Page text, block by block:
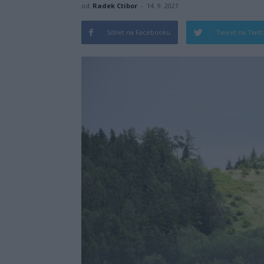
od Radek Ctibor - 14. 9. 2021
Sdílet na Facebooku Tweet na